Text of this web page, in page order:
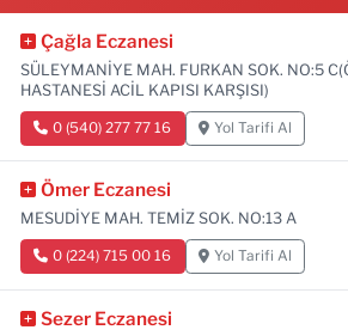
Çağla Eczanesi
SÜLEYMANİYE MAH. FURKAN SOK. NO:5
HASTANESİ ACİL KAPISI KARŞISI)
0 (540) 277 77 16 Yol Tarifi Al
Ömer Eczanesi
MESUDİYE MAH. TEMİZ SOK. NO:13 A
0 (224) 715 00 16 Yol Tarifi Al
Sezer Eczanesi